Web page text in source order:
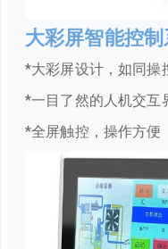
大彩屏智能控
*大彩屏设计，如同操
*一目了然的人机交互
*全屏触控，操作方便